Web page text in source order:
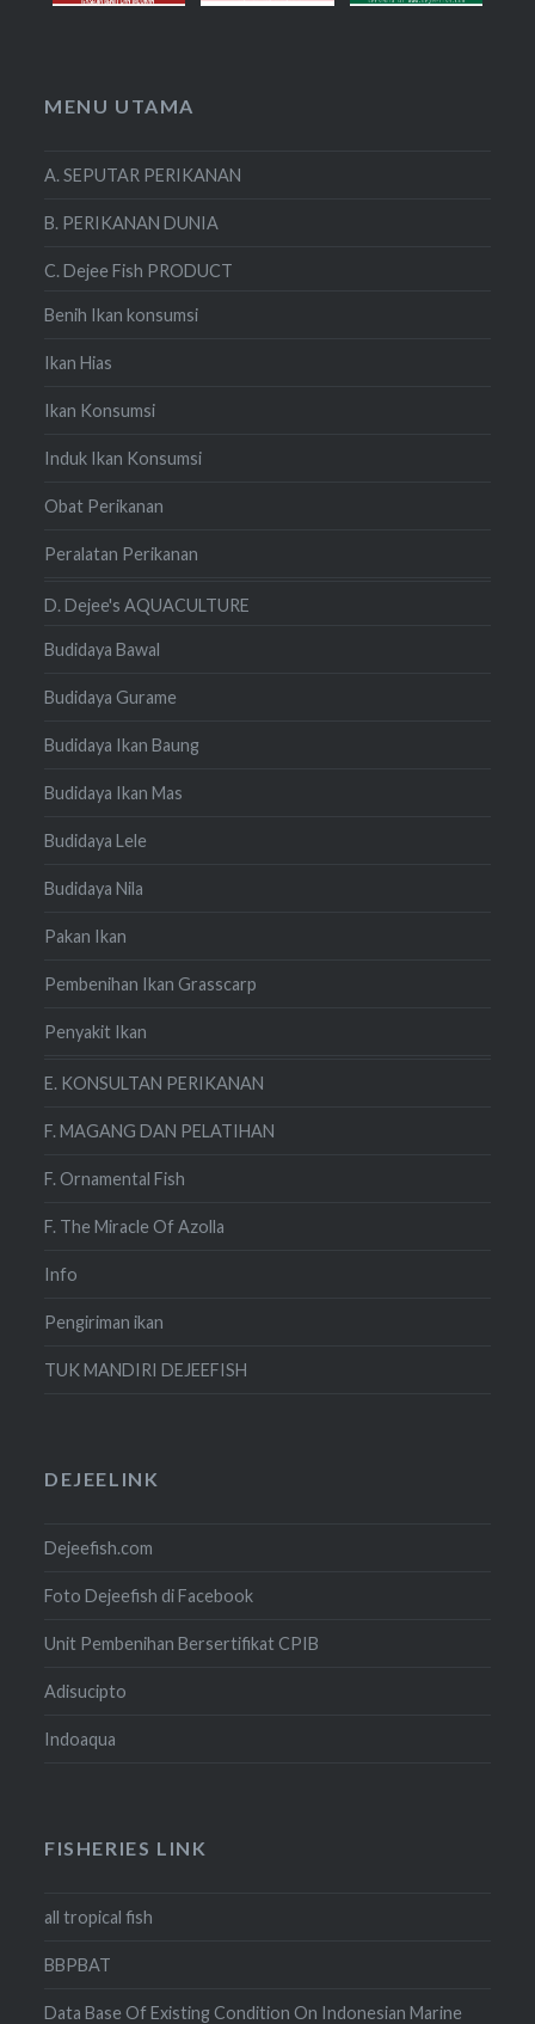
MENU UTAMA
A. SEPUTAR PERIKANAN
B. PERIKANAN DUNIA
C. Dejee Fish PRODUCT
Benih Ikan konsumsi
Ikan Hias
Ikan Konsumsi
Induk Ikan Konsumsi
Obat Perikanan
Peralatan Perikanan
D. Dejee's AQUACULTURE
Budidaya Bawal
Budidaya Gurame
Budidaya Ikan Baung
Budidaya Ikan Mas
Budidaya Lele
Budidaya Nila
Pakan Ikan
Pembenihan Ikan Grasscarp
Penyakit Ikan
E. KONSULTAN PERIKANAN
F. MAGANG DAN PELATIHAN
F. Ornamental Fish
F. The Miracle Of Azolla
Info
Pengiriman ikan
TUK MANDIRI DEJEEFISH
DEJEELINK
Dejeefish.com
Foto Dejeefish di Facebook
Unit Pembenihan Bersertifikat CPIB
Adisucipto
Indoaqua
FISHERIES LINK
all tropical fish
BBPBAT
Data Base Of Existing Condition On Indonesian Marine